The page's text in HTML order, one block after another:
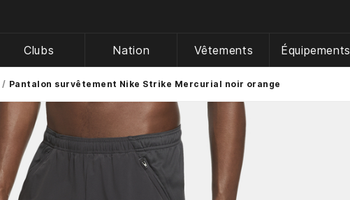
Clubs Nation Vêtements Équipements
Pantalon survêtement Nike Strike Mercurial noir orange